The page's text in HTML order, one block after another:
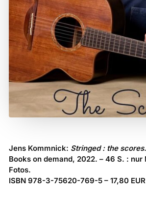
Jens Kommnick: Stringed : the scores.
Books on demand, 2022. – 46 S. : nur
Fotos.
ISBN 978-3-75620-769-5 – 17,80 EUR